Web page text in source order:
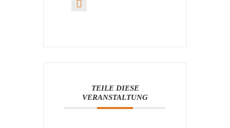
TEILE DIESE
VERANSTALTUNG